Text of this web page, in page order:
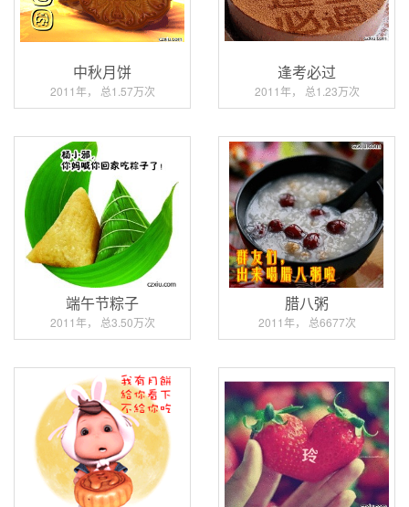
中秋月饼
2011年， 总1.57万次
逢考必过
2011年， 总1.23万次
端午节粽子
2011年， 总3.50万次
腊八粥
2011年， 总6677次